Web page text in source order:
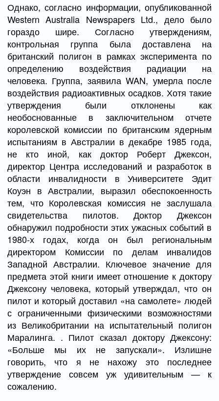
Однако, согласно информации, опубликованной
Western Australia Newspapers Ltd., дело было
гораздо шире. Согласно утверждениям,
контрольная группа была доставлена на
британский полигон в рамках эксперимента по
определению воздействия радиации на
человека. Группа, заявила WAN, умерла после
воздействия радиоактивных осадков. Хотя такие
утверждения были отклонены как
необоснованные в заключительном отчете
королевской комиссии по британским ядерным
испытаниям в Австралии в декабре 1985 года,
не кто иной, как доктор Роберт Джексон,
директор Центра исследований и разработок в
области инвалидности в Университете Эдит
Коуэн в Австралии, выразил обеспокоенность
тем, что Королевская комиссия не заслушала
свидетельства пилотов. Доктор Джексон
обнаружил подробности этих ужасных событий в
1980-х годах, когда он был региональным
директором Комиссии по делам инвалидов
Западной Австралии. Ключевое значение для
предмета этой книги имеет отношение к доктору
Джексону человека, который утверждал, что он
пилот и который доставил «на самолете» людей
с ограниченными физическими возможностями
из Великобритании на испытательный полигон
Маралинга. . Пилот сказал доктору Джексону:
«Больше мы их не запускали». Излишне
говорить, что я не нахожу это последнее
утверждение совсем уж удивительным — к
сожалению.